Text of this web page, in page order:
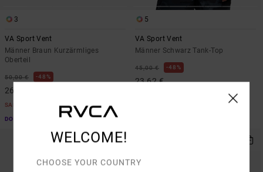
3
VA Sport Vent
Männer Braun Kurzärmliges
Oberteil
50,00 € 48%
26,25 €
SALE
DOPPELTER RABATT EXTRA 25 %
5
VA Sport Vent
Männer Schwarz Tank-Top
45,00 € 48%
23,62 €
WELCOME!
CHOOSE YOUR COUNTRY